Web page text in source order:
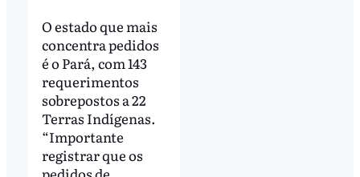
O estado que mais
concentra pedidos
é o Pará, com 143
requerimentos
sobrepostos a 22
Terras Indígenas.
“Importante
registrar que os